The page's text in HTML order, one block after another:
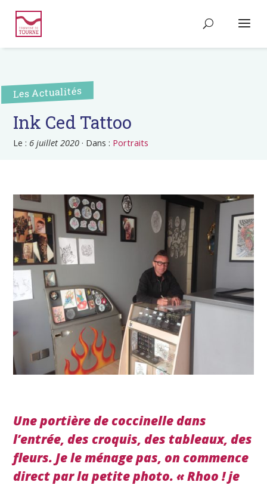
Les Actualités
Ink Ced Tattoo
Le : 6 juillet 2020 · Dans : Portraits
Une portière de coccinelle dans
l’entrée, des croquis, des tableaux, des
fleurs. Je le ménage pas, on commence
direct par la petite photo. « Rhoo ! je